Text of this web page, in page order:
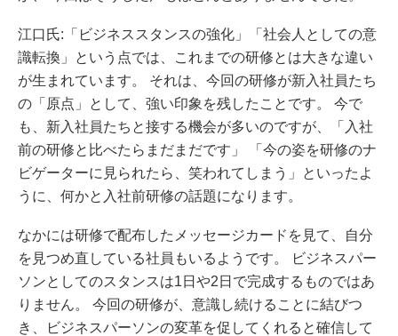
江口氏:「ビジネススタンスの強化」「社会人としての意
識転換」という点では、これまでの研修とは大きな違い
が生まれています。 それは、今回の研修が新入社員たち
の「原点」として、強い印象を残したことです。 今で
も、新入社員たちと接する機会が多いのですが、「入社
前の研修と比べたらまだまだです」 「今の姿を研修のナ
ビゲーターに見られたら、笑われてしまう」といったよ
うに、何かと入社前研修の話題になります。
なかには研修で配布したメッセージカードを見て、自分
を見つめ直している社員もいるようです。 ビジネスパー
ソンとしてのスタンスは1日や2日で完成するものではあ
りません。 今回の研修が、意識し続けることに結びつ
き、ビジネスパーソンの変革を促してくれると確信して